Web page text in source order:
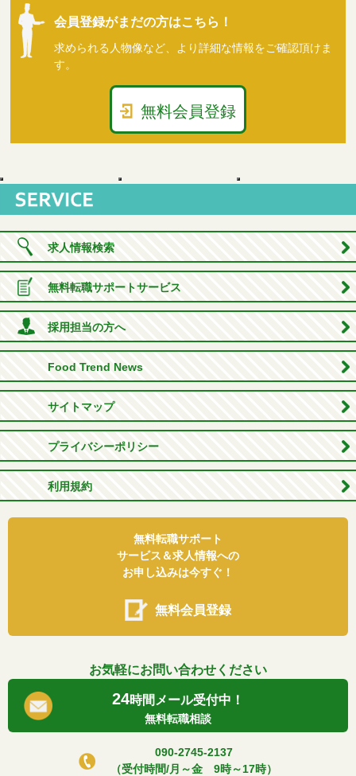
会員登録がまだの方はこちら！
求められる人物像など、より詳細な情報をご確認頂けま
す。
無料会員登録
求人情報検索
無料転職サポートサービス
採用担当の方へ
Food Trend News
サイトマップ
プライバシーポリシー
利用規約
無料転職サポート
サービス＆求人情報への
お申し込みは今すぐ！
無料会員登録
お気軽にお問い合わせください
24時間メール受付中！
無料転職相談
090-2745-2137
（受付時間/月～金 9時～17時）